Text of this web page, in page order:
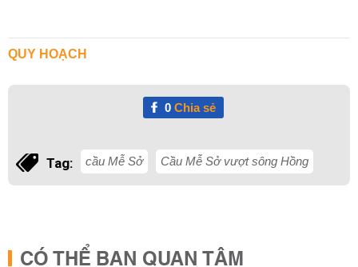
QUY HOẠCH
0Chia sẻ
Tag: cầu Mễ Sở Cầu Mễ Sở vượt sông Hồng
CÓ THỂ BẠN QUAN TÂM